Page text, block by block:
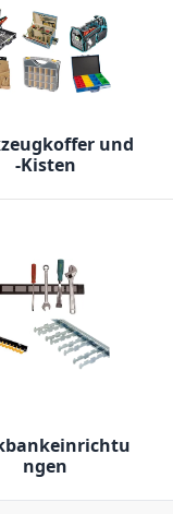
und
-Kisten
ngen